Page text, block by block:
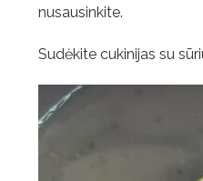
nusausinkite.
Sudėkite cukinijas su